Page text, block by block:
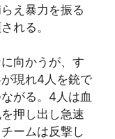
え暴力を振る
れる。
向かうが、す
現れ4人を銃で
がる。4人は血
押し出し急速
ームは反撃し